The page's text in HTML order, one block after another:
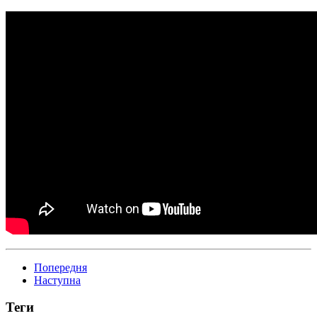
Попередня
Наступна
Теги